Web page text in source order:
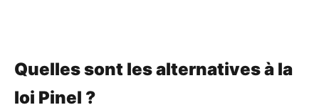
Quelles sont les alternatives à la
loi Pinel ?